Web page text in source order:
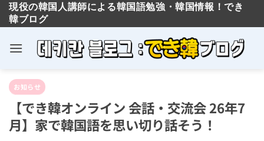
content
現役の韓国人講師による韓国語勉強・韓国情報！でき
韓ブログ
お知らせ
【でき韓オンライン 会話・交流会 26年7
月】家で韓国語を思い切り話そう！